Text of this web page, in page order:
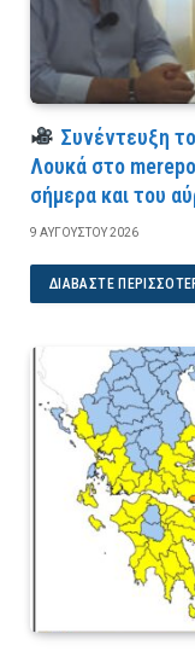
Συνέντευξη
Λουκά στο
σήμερα και του
9 ΑΥΓΟΎΣΤΟΥ 2026
ΔΙΑΒΆΣΤΕ